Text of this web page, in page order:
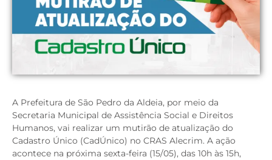
A Prefeitura de São Pedro da Aldeia, por meio da
Secretaria Municipal de Assistência Social e Direitos
Humanos, vai realizar um mutirão de atualização do
Cadastro Único (CadÚnico) no CRAS Alecrim. A ação
acontece na próxima sexta-feira (15/05), das 10h às 15h,